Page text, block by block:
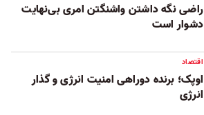
راضی نگه داشتن واشنگتن امری بی‌نهایت
دشوار است
اقتصاد
اوپک؛ برنده دوراهی امنیت انرژی و گذار
انرژی